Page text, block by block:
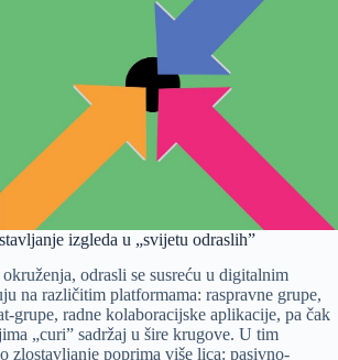
izgleda u „svijetu odraslih”
odrasli se susreću u digitalnim
na različitim platformama: raspravne grupe,
grupe, radne kolaboracijske aplikacije, pa čak
„curi” sadržaj u šire krugove. U tim
zlostavljanje poprima više lica: pasivno-